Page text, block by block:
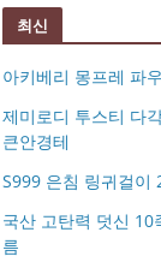
최신
아키베리 몽프레 파
제미로디 투스티 다
큰안경테
S999 은침 링귀걸
국산 고탄력 덧신 10
름